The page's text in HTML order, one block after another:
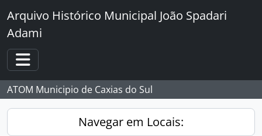
Skip to main content
Arquivo Histórico Municipal João Spadari
Adami
Toggle navigation
ATOM Municipio de Caxias do Sul
Navegar em Locais: